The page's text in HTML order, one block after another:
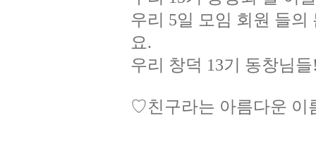
우리 5일 모임 회원 들
요.
우리 창덕 13기 동창님
♡친구라는 아름다운